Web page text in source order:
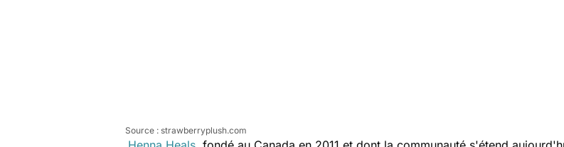
Source : strawberryplush.com